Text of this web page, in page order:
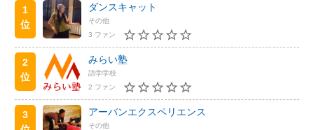
1
位
ダンスキャット
その他
3 ファン
2
位
みらい塾
語学学校
2 ファン
3
アーバンエクスペリエンス
その他